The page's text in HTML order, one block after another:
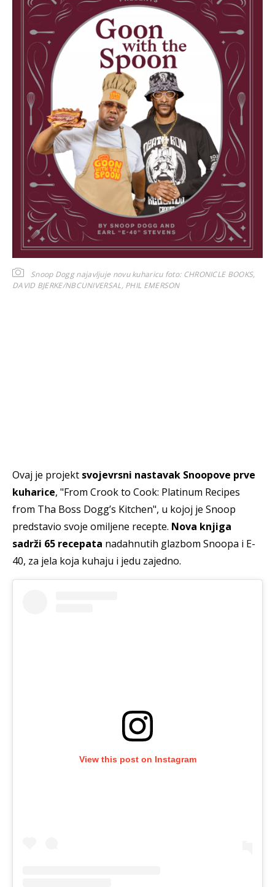
Snoop Dogg najavljuje novu kuharicu foto: CHRONICLE BOOKS,
DAVID BJERKE/NBCUNIVERSAL, PHIL EMERSON
Ovaj je projekt svojevrsni nastavak Snoopove prve
kuharice, "From Crook to Cook: Platinum Recipes
from Tha Boss Dogg’s Kitchen", u kojoj je Snoop
predstavio svoje omiljene recepte. Nova knjiga
sadrži 65 recepata nadahnutih glazbom Snoopa i E-
40, za jela koja kuhaju i jedu zajedno.
View this post on Instagram